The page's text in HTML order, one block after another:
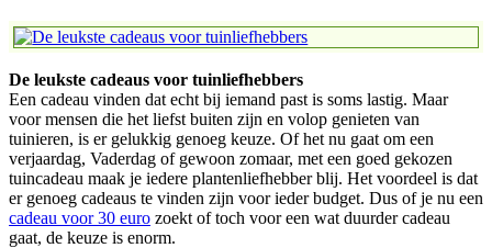
De leukste cadeaus voor tuinliefhebbers
Een cadeau vinden dat echt bij iemand past is soms lastig. Maar
voor mensen die het liefst buiten zijn en volop genieten van
tuinieren, is er gelukkig genoeg keuze. Of het nu gaat om een
verjaardag, Vaderdag of gewoon zomaar, met een goed gekozen
tuincadeau maak je iedere plantenliefhebber blij. Het voordeel is dat
er genoeg cadeaus te vinden zijn voor ieder budget. Dus of je nu een
cadeau voor 30 euro zoekt of toch voor een wat duurder cadeau
gaat, de keuze is enorm.